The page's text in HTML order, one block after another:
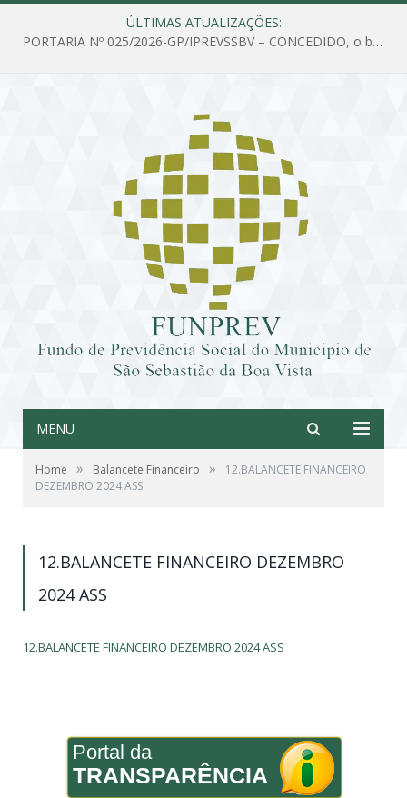
ÚLTIMAS ATUALIZAÇÕES:
PORTARIA Nº 025/2026-GP/IPREVSSBV – CONCEDIDO, o benefício de PENSÃO a MARIA ESTELA DOS SANTOS SOUZA
MENU
Home » Balancete Financeiro »
12.BALANCETE FINANCEIRO
DEZEMBRO 2024 ASS
12.BALANCETE FINANCEIRO DEZEMBRO
2024 ASS
12.BALANCETE FINANCEIRO DEZEMBRO 2024 ASS
Portal da
TRANSPARÊNCIA